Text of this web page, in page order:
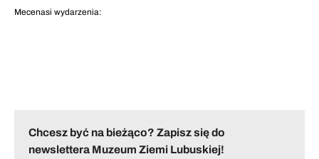
Mecenasi wydarzenia:
Chcesz być na bieżąco? Zapisz się do
newslettera Muzeum Ziemi Lubuskiej!